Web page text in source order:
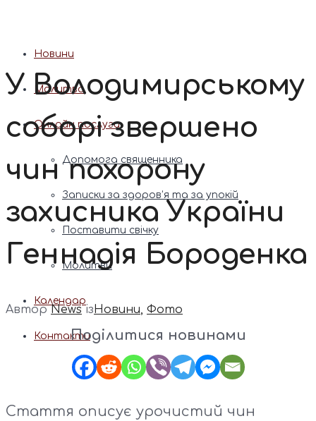
Новини
Молитва
Онлайн послуги
Допомога священника
Записки за здоров’я та за упокій
Поставити свічку
Молитви
Календар
Контакти
У Володимирському
соборі звершено
чин похорону
захисника України
Геннадія Бороденка
АвторNews ізНовини, Фото
Поділитися новинами
Стаття описує урочистий чин